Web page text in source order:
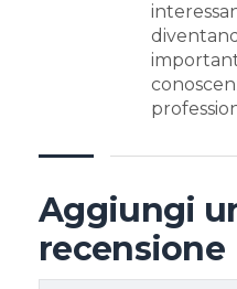
Aggiungi
recensione